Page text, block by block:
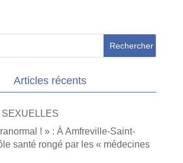
Articles récents
! » : À Amfreville-Saint-
santé rongé par les « médecines